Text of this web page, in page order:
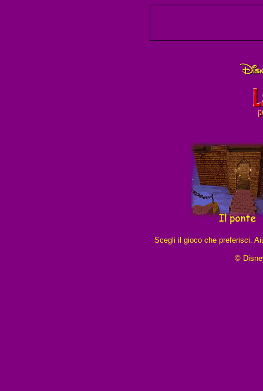
Scegli il gioco che preferisci.
©